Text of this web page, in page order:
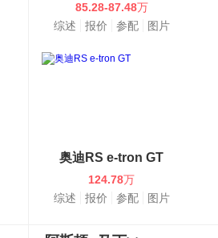
85.28-87.48万
综述
报价 参配 图片
奥迪RS e-tron GT
124.78万
综述
报价 参配 图片